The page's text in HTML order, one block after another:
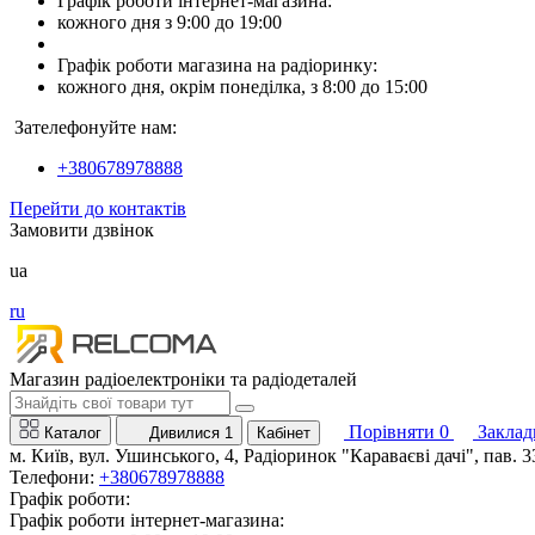
кожного дня з 9:00 до 19:00
Графік роботи магазина на радіоринку:
кожного дня, окрім понеділка, з 8:00 до 15:00
Зателефонуйте нам:
+380678978888
Перейти до контактів
Замовити дзвінок
ua
ru
Магазин радіоелектроніки та радіодеталей
Каталог Дивилися 1 Кабінет Порівняти 0
м. Київ, вул. Ушинського, 4, Радіоринок "Караваєві дачі", пав.
Телефони: +380678978888
Графік роботи:
Графік роботи інтернет-магазина: